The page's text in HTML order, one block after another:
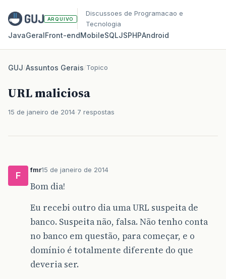
ARQUIVO
Discussoes de Programacao e
Tecnologia
JavaGeralFront‑endMobileSQLJSPHPAndroid
GUJ/Assuntos Gerais/Topico
URL maliciosa
15 de janeiro de 2014 7 respostas
F
fmr15 de janeiro de 2014
Bom dia!
Eu recebi outro dia uma URL suspeita de
banco. Suspeita não, falsa. Não tenho conta
no banco em questão, para começar, e o
domínio é totalmente diferente do que
deveria ser.